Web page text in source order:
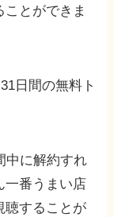
とができま
日間の無料ト
中に解約すれ
一番うまい店
聴することが